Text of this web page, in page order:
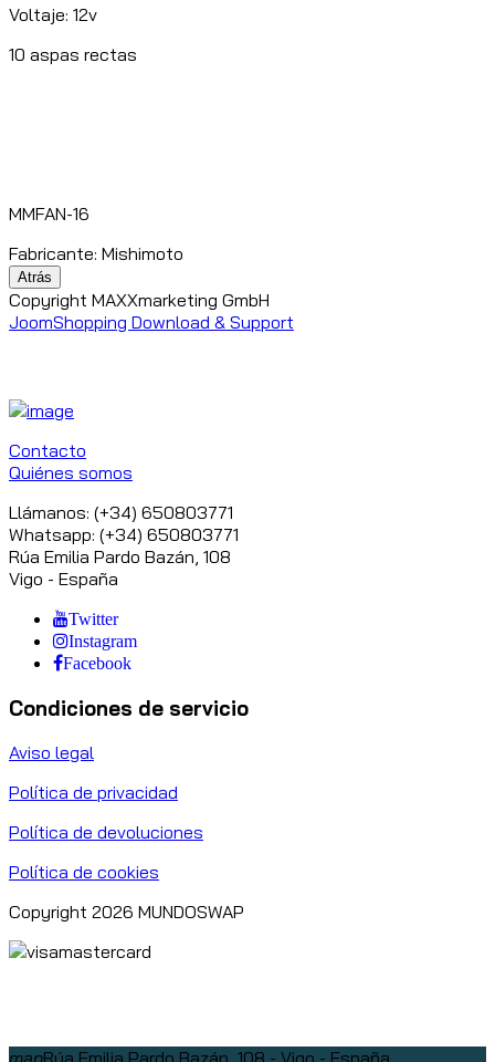
Voltaje: 12v
10 aspas rectas
MMFAN-16
Fabricante: Mishimoto
Copyright MAXXmarketing GmbH
JoomShopping Download & Support
Contacto
Quiénes somos
Llámanos: (+34) 650803771
Whatsapp: (+34) 650803771
Rúa Emilia Pardo Bazán, 108
Vigo - España
Twitter
Instagram
Facebook
Condiciones de servicio
Aviso legal
Política de privacidad
Política de devoluciones
Política de cookies
Copyright 2026 MUNDOSWAP